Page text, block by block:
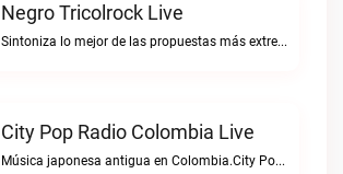
Negro Tricolrock Live
Sintoniza lo mejor de las propuestas más extremas y virtuosas del metal colombianoNegro Tricolrock live
City Pop Radio Colombia Live
Música japonesa antigua en Colombia.City Pop Radio Colombia live